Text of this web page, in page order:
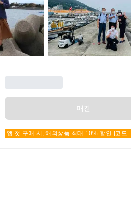
매진
앱 첫 구매 시, 해외상품 최대 10% 할인 [코드 :